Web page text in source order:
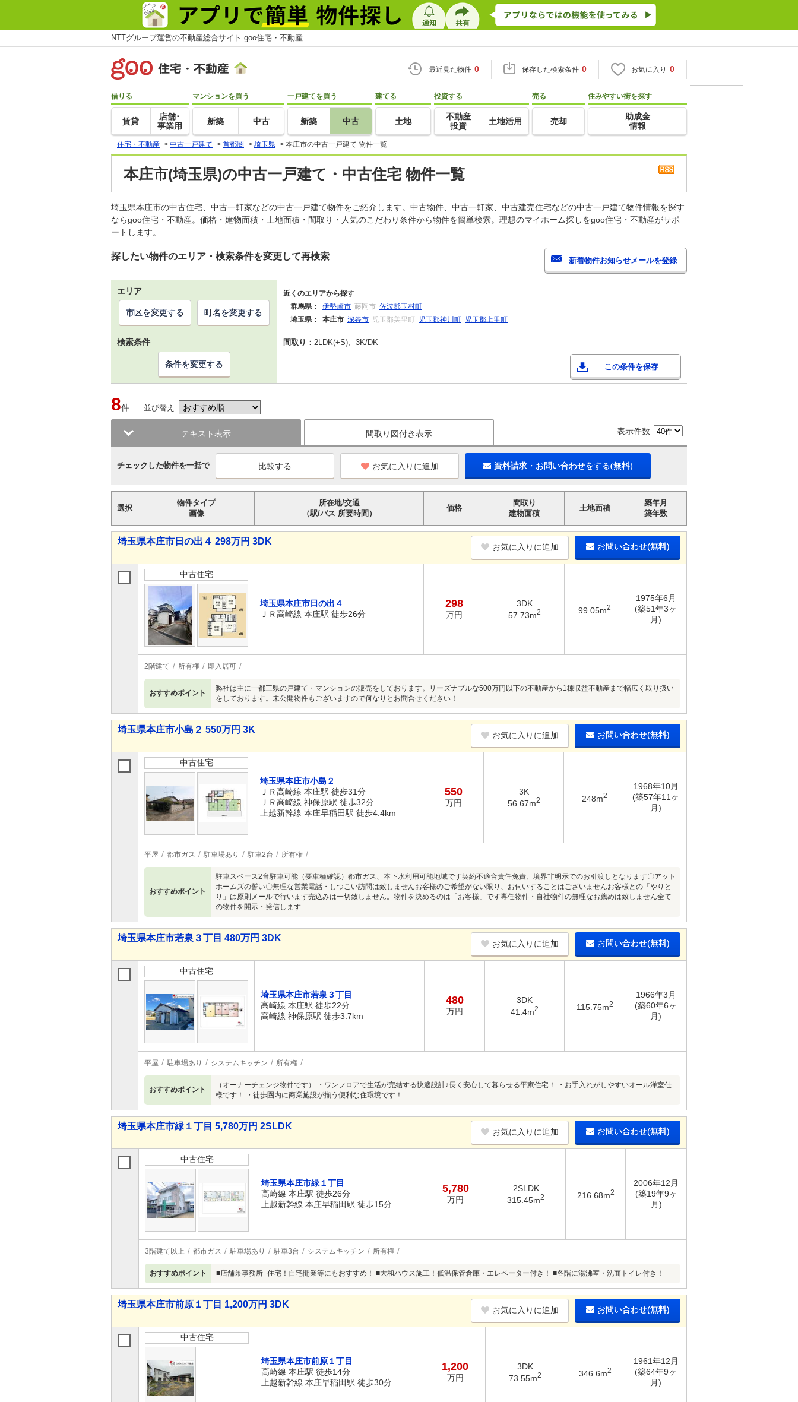
NTTグループ運営の不動産総合サイト goo住宅・不動産
最近見た物件 0 保存した検索条件 0 お気に入り 0
借りる
賃貸
店舗･
事業用
マンションを買う
新築 中古
一戸建てを買う
新築 中古
建てる
土地
投資する
不動産
投資
土地活用
売る
売却
住みやすい街を探す
助成金
情報
住宅・不動産 > 中古一戸建て > 首都圏 > 埼玉県 > 本庄市の中古一戸建て 物件一覧
本庄市(埼玉県)の中古一戸建て・中古住宅 物件一覧
埼玉県本庄市の中古住宅、中古一軒家などの中古一戸建て物件をご紹介します。中古物件、中古一軒家、中古建売住宅などの中古一戸建て物件情報を探す
ならgoo住宅・不動産。価格・建物面積・土地面積・間取り・人気のこだわり条件から物件を簡単検索。理想のマイホーム探しをgoo住宅・不動産がサポ
ートします。
探したい物件のエリア・検索条件を変更して再検索
エリア
近くのエリアから探す
群馬県：
伊勢崎市 藤岡市 佐波郡玉村町
埼玉県：
本庄市 深谷市 児玉郡美里町 児玉郡神川町 児玉郡上里町
市区を変更する 町名を変更する
検索条件 間取り： 2LDK(+S)、3K/DK
この条件を保存
条件を変更する
8件 並び替え
テキスト表示 間取り図付き表示 表示件数
チェックした物件を一括で お気に入りに追加 資料請求・お問い合わせをする(無料)
選択
物件タイプ
画像
所在地/交通
（駅/バス 所要時間）
価格
間取り
建物面積
土地面積
築年月
築年数
埼玉県本庄市日の出４ 298万円 3DK
お気に入りに追加 お問い合わせ(無料)
中古住宅
埼玉県本庄市日の出４
ＪＲ高崎線 本庄駅 徒歩26分
298
万円
3DK
57.73m2 99.05m2
1975年6月
(築51年3ヶ
月)
2階建て 所有権 即入居可
おすすめポイント
弊社は主に一都三県の戸建て・マンションの販売をしております。リーズナブルな500万円以下の不動産から1棟収益不動産まで幅広く取り扱い
をしております。未公開物件もございますので何なりとお問合せください！
埼玉県本庄市小島２ 550万円 3K
お気に入りに追加 お問い合わせ(無料)
中古住宅
埼玉県本庄市小島２
ＪＲ高崎線 本庄駅 徒歩31分
ＪＲ高崎線 神保原駅 徒歩32分
上越新幹線 本庄早稲田駅 徒歩4.4km
550
万円
3K
56.67m2 248m2
1968年10月
(築57年11ヶ
月)
平屋 都市ガス 駐車場あり 駐車2台 所有権
おすすめポイント
駐車スペース2台駐車可能（要車種確認）都市ガス、本下水利用可能地域です契約不適合責任免責、境界非明示でのお引渡しとなります〇アット
ホームズの誓い〇無理な営業電話・しつこい訪問は致しませんお客様のご希望がない限り、お伺いすることはございませんお客様との「やりと
り」は原則メールで行います売込みは一切致しません。物件を決めるのは「お客様」です専任物件・自社物件の無理なお薦めは致しません全て
の物件を開示・発信します
埼玉県本庄市若泉３丁目 480万円 3DK
お気に入りに追加 お問い合わせ(無料)
中古住宅
埼玉県本庄市若泉３丁目
高崎線 本庄駅 徒歩22分
高崎線 神保原駅 徒歩3.7km
480
万円
3DK
41.4m2 115.75m2
1966年3月
(築60年6ヶ
月)
平屋 駐車場あり システムキッチン 所有権
おすすめポイント
（オーナーチェンジ物件です） ・ワンフロアで生活が完結する快適設計♪長く安心して暮らせる平家住宅！ ・お手入れがしやすいオール洋室仕
様です！ ・徒歩圏内に商業施設が揃う便利な住環境です！
埼玉県本庄市緑１丁目 5,780万円 2SLDK
お気に入りに追加 お問い合わせ(無料)
中古住宅
埼玉県本庄市緑１丁目
高崎線 本庄駅 徒歩26分
上越新幹線 本庄早稲田駅 徒歩15分
5,780
万円
2SLDK
315.45m2 216.68m2
2006年12月
(築19年9ヶ
月)
3階建て以上 都市ガス 駐車場あり 駐車3台 システムキッチン 所有権
おすすめポイント ■店舗兼事務所+住宅！自宅開業等にもおすすめ！ ■大和ハウス施工！低温保管倉庫・エレベーター付き！ ■各階に湯沸室・洗面トイレ付き！
埼玉県本庄市前原１丁目 1,200万円 3DK
お気に入りに追加 お問い合わせ(無料)
中古住宅
埼玉県本庄市前原１丁目
高崎線 本庄駅 徒歩14分
上越新幹線 本庄早稲田駅 徒歩30分
1,200
万円
3DK
73.55m2 346.6m2
1961年12月
(築64年9ヶ
月)